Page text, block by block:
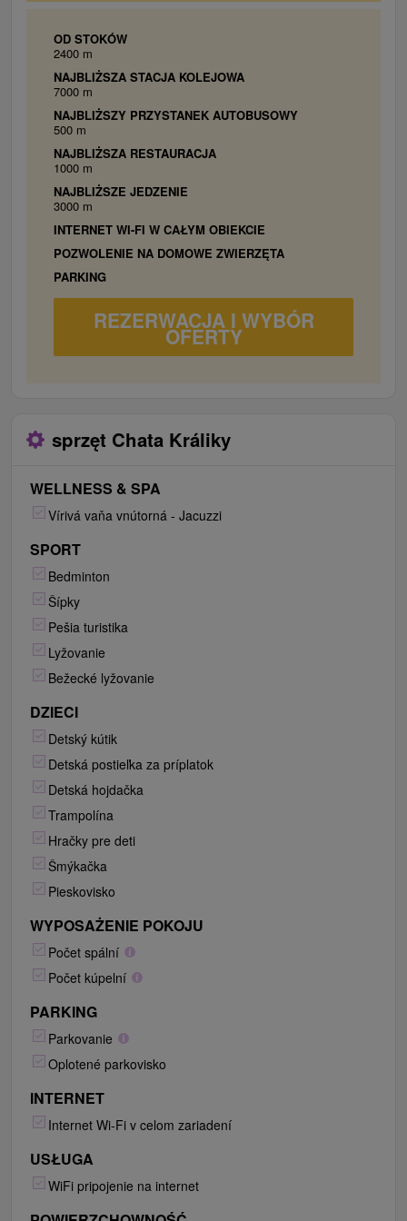
jedálenské posedenie, mraznička, chladnička,
rýchlovarná kanvica, mikrovlnná rúra.
Obývacia miestnosť: balkón, krb / kachle,
televízor, káblová tv, gauč, spoločenské hry +
2x prístelka (gauč).
Kúpeľňa bez toalety
umývadlo, sušič na vlasy, stojan na sušenie
prádla, uteráky, papuče, sauna, vírivka.
Samostatná toaleta.
OD STOKÓW
2400 m
NAJBLIŻSZA STACJA KOLEJOWA
7000 m
NAJBLIŻSZY PRZYSTANEK AUTOBUSOWY
500 m
NAJBLIŻSZA RESTAURACJA
1000 m
NAJBLIŻSZE JEDZENIE
3000 m
INTERNET WI-FI W CAŁYM OBIEKCIE
POZWOLENIE NA DOMOWE ZWIERZĘTA
PARKING
REZERWACJA I WYBÓR
OFERTY
sprzęt Chata Králiky
WELLNESS & SPA
Vírivá vaňa vnútorná - Jacuzzi
SPORT
Bedminton
Šípky
Pešia turistika
Lyžovanie
Bežecké lyžovanie
DZIECI
Detský kútik
Detská postieľka za príplatok
Detská hojdačka
Trampolína
Hračky pre deti
Šmýkačka
Pieskovisko
WYPOSAŻENIE POKOJU
Počet spální
Počet kúpelní
PARKING
Parkovanie
Oplotené parkovisko
INTERNET
Internet Wi-Fi v celom zariadení
USŁUGA
WiFi pripojenie na internet